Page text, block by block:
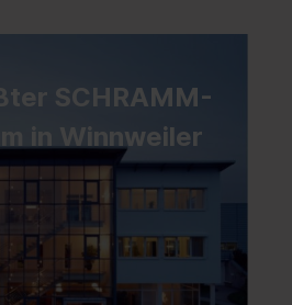
SCHRAMM-
in Winnweiler